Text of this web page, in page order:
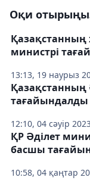
Оқи
13:13, 19 наурыз
Қазақстанның
министрі
12:10, 04 сәуір
Қазақстанның
тағайындалды
10:58, 04 қаңтар
ҚР Әділет
басшы